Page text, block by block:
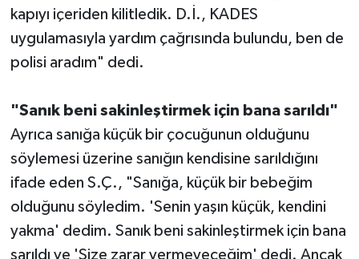
kapıyı içeriden kilitledik. D.İ., KADES
uygulamasıyla yardım çağrısında bulundu, ben de
polisi aradım" dedi.
"Sanık beni sakinleştirmek için bana sarıldı"
Ayrıca sanığa küçük bir çocuğunun olduğunu
söylemesi üzerine sanığın kendisine sarıldığını
ifade eden S.Ç., "Sanığa, küçük bir bebeğim
olduğunu söyledim. 'Senin yaşın küçük, kendini
yakma' dedim. Sanık beni sakinleştirmek için bana
sarıldı ve 'Size zarar vermeyeceğim' dedi. Ancak